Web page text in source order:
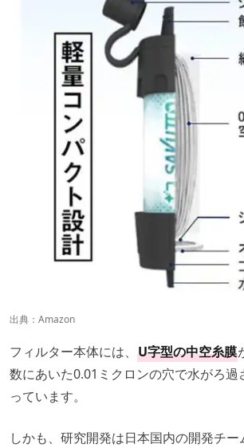
出典： Amazon
フィルター本体には、 U字型の中空糸膜
数にあいた0.01ミクロンの穴で水がろ過
っています。
しかも、研究開発は日本国内の開発チー